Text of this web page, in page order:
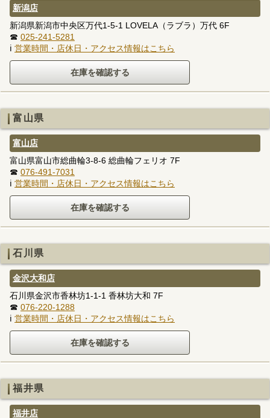
新潟店
新潟県新潟市中央区万代1-5-1 LOVELA（ラブラ）万代 6F
☎ 025-241-5281
ℹ 営業時間・店休日・アクセス情報はこちら
富山県
富山店
富山県富山市総曲輪3-8-6 総曲輪フェリオ 7F
☎ 076-491-7031
ℹ 営業時間・店休日・アクセス情報はこちら
石川県
金沢大和店
石川県金沢市香林坊1-1-1 香林坊大和 7F
☎ 076-220-1288
ℹ 営業時間・店休日・アクセス情報はこちら
福井県
福井店